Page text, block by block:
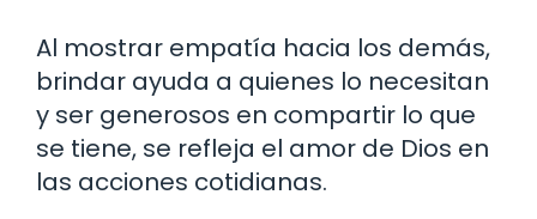
Al mostrar empatía hacia los demás,
brindar ayuda a quienes lo necesitan
y ser generosos en compartir lo que
se tiene, se refleja el amor de Dios en
las acciones cotidianas.